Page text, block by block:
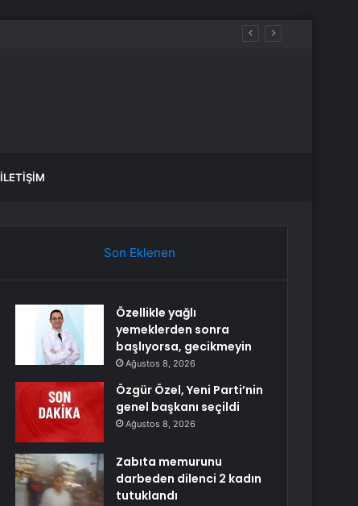
İLETIŞIM
Son Eklenen
Özellikle yağlı
yemeklerden sonra
başlıyorsa, gecikmeyin
Ağustos 8, 2026
Özgür Özel, Yeni Parti’nin
genel başkanı seçildi
Ağustos 8, 2026
Zabıta memurunu
darbeden dilenci 2 kadın
tutuklandı